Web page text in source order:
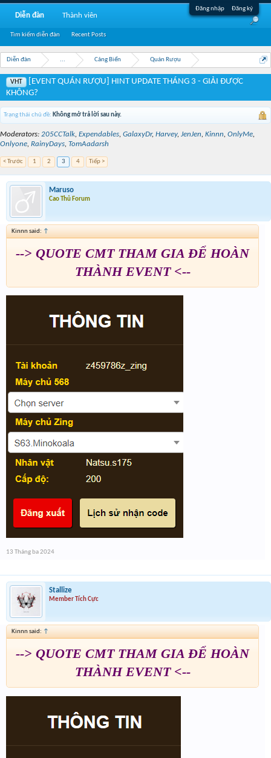
Đăng nhập Đăng ký
Diễn đàn ... Cảng Biển Quán Rượu
VHT
[EVENT QUÁN RƯỢU] HINT UPDATE THÁNG 3 - GIẢI ĐƯỢC
KHÔNG?
Trạng thái chủ đề: Không mở trả lời sau này.
Moderators: 205CCTalk, Expendables, GalaxyDr, Harvey, JenJen, Kinnn, OnlyMe,
Onlyone, RainyDays, TomAadarsh
< Trước 1 2 3 4 Tiếp >
Maruso
Cao Thủ Forum
Kinnn said: ↑
--> QUOTE CMT THAM GIA ĐỂ HOÀN
THÀNH EVENT <--
13 Tháng ba 2024
Stallize
Member Tích Cực
Kinnn said: ↑
--> QUOTE CMT THAM GIA ĐỂ HOÀN
THÀNH EVENT <--
Diễn đàn
Tìm kiếm diễn đàn Recent Posts
Thành viên